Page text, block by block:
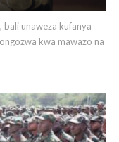
bali unaweza kufanya
kwa mawazo na